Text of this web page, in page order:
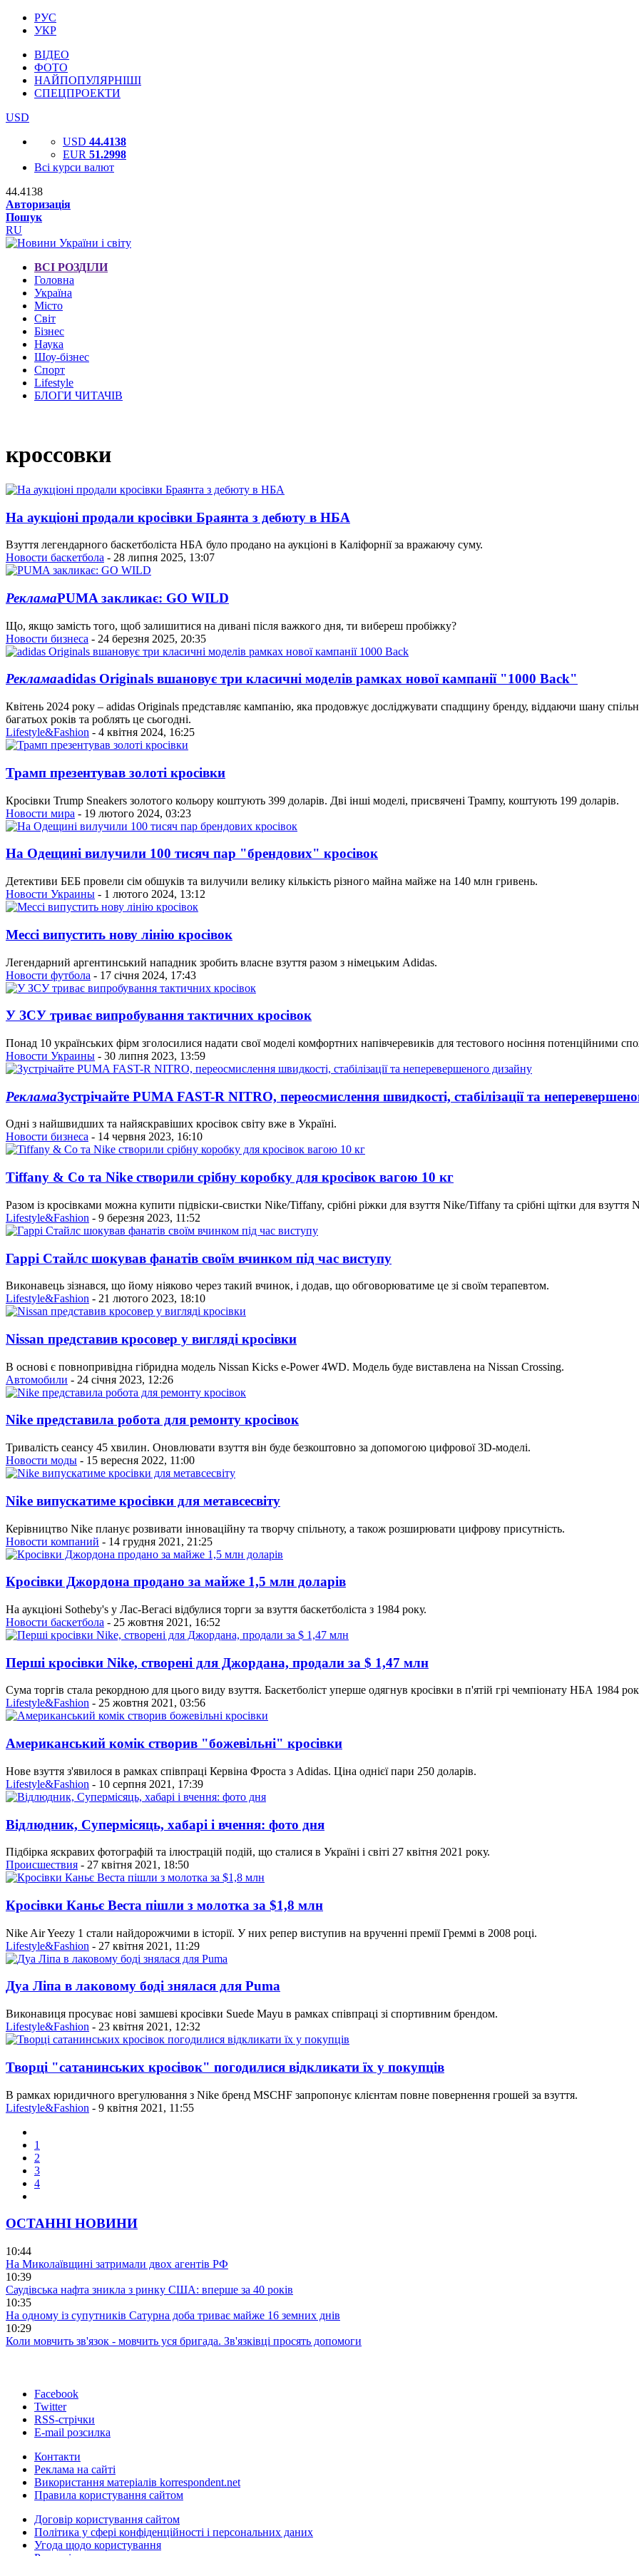
РУС
УКР
ВІДЕО
ФОТО
НАЙПОПУЛЯРНІШІ
СПЕЦПРОЕКТИ
USD
USD 44.4138
EUR 51.2998
Всі курси валют
44.4138
Авторизація
Пошук
RU
ВСІ РОЗДІЛИ
Головна
Україна
Місто
Світ
Бізнес
Наука
Шоу-бізнес
Спорт
Lifestyle
БЛОГИ ЧИТАЧІВ
кроссовки
На аукціоні продали кросівки Браянта з дебюту в НБА
Взуття легендарного баскетболіста НБА було продано на аукціоні в Каліфорнії за вражаючу суму.
Новости баскетбола - 28 липня 2025, 13:07
РекламаPUMA закликає: GO WILD
Що, якщо замість того, щоб залишитися на дивані після важкого дня, ти вибереш пробіжку?
Новости бизнеса - 24 березня 2025, 20:35
Рекламаadidas Originals вшановує три класичні моделів рамках нової кампанії "1000 Back"
Квітень 2024 року – adidas Originals представляє кампанію, яка продовжує досліджувати спадщину бренду, віддаючи шану
багатьох років та роблять це сьогодні.
Lifestyle&Fashion - 4 квітня 2024, 16:25
Трамп презентував золоті кросівки
Кросівки Trump Sneakers золотого кольору коштують 399 доларів. Дві інші моделі, присвячені Трампу, коштують 199 доларів.
Новости мира - 19 лютого 2024, 03:23
На Одещині вилучили 100 тисяч пар "брендових" кросівок
Детективи БЕБ провели сім обшуків та вилучили велику кількість різного майна майже на 140 млн гривень.
Новости Украины - 1 лютого 2024, 13:12
Мессі випустить нову лінію кросівок
Легендарний аргентинський нападник зробить власне взуття разом з німецьким Adidas.
Новости футбола - 17 січня 2024, 17:43
У ЗСУ триває випробування тактичних кросівок
Понад 10 українських фірм зголосилися надати свої моделі комфортних напівчеревиків для тестового носіння потенційними
Новости Украины - 30 липня 2023, 13:59
РекламаЗустрічайте PUMA FAST-R NITRO, переосмислення швидкості, стабілізації та
Одні з найшвидших та найяскравіших кросівок світу вже в Україні.
Новости бизнеса - 14 червня 2023, 16:10
Tiffany & Co та Nike створили срібну коробку для кросівок вагою 10 кг
Разом із кросівками можна купити підвіски-свистки Nike/Tiffany, срібні ріжки для взуття Nike/Tiffany та срібні щітки для взуття
Lifestyle&Fashion - 9 березня 2023, 11:52
Гаррі Стайлс шокував фанатів своїм вчинком під час виступу
Виконавець зізнався, що йому ніяково через такий вчинок, і додав, що обговорюватиме це зі своїм терапевтом.
Lifestyle&Fashion - 21 лютого 2023, 18:10
Nissan представив кросовер у вигляді кросівки
В основі є повнопривідна гібридна модель Nissan Kicks e-Power 4WD. Модель буде виставлена на Nissan Crossing.
Автомобили - 24 січня 2023, 12:26
Nike представила робота для ремонту кросівок
Тривалість сеансу 45 хвилин. Оновлювати взуття він буде безкоштовно за допомогою цифрової 3D-моделі.
Новости моды - 15 вересня 2022, 11:00
Nike випускатиме кросівки для метавсесвіту
Керівництво Nike планує розвивати інноваційну та творчу спільноту, а також розширювати цифрову присутність.
Новости компаний - 14 грудня 2021, 21:25
Кросівки Джордона продано за майже 1,5 млн доларів
На аукціоні Sotheby's у Лас-Вегасі відбулися торги за взуття баскетболіста з 1984 року.
Новости баскетбола - 25 жовтня 2021, 16:52
Перші кросівки Nike, створені для Джордана, продали за $ 1,47 млн
Сума торгів стала рекордною для цього виду взуття. Баскетболіст уперше одягнув кросівки в п'ятій грі чемпіонату НБА 1984
Lifestyle&Fashion - 25 жовтня 2021, 03:56
Американський комік створив "божевільні" кросівки
Нове взуття з'явилося в рамках співпраці Кервіна Фроста з Adidas. Ціна однієї пари 250 доларів.
Lifestyle&Fashion - 10 серпня 2021, 17:39
Відлюдник, Супермісяць, хабарі і вчення: фото дня
Підбірка яскравих фотографій та ілюстрацій подій, що сталися в Україні і світі 27 квітня 2021 року.
Проиcшествия - 27 квітня 2021, 18:50
Кросівки Каньє Веста пішли з молотка за $1,8 млн
Nike Air Yeezy 1 стали найдорожчими в історії. У них репер виступив на врученні премії Греммі в 2008 році.
Lifestyle&Fashion - 27 квітня 2021, 11:29
Дуа Ліпа в лаковому боді знялася для Puma
Виконавиця просуває нові замшеві кросівки Suede Mayu в рамках співпраці зі спортивним брендом.
Lifestyle&Fashion - 23 квітня 2021, 12:32
Творці "сатанинських кросівок" погодилися відкликати їх у покупців
В рамках юридичного врегулювання з Nike бренд MSCHF запропонує клієнтам повне повернення грошей за взуття.
Lifestyle&Fashion - 9 квітня 2021, 11:55
1
2
3
4
ОСТАННІ НОВИНИ
10:44
На Миколаївщині затримали двох агентів РФ
10:39
Саудівська нафта зникла з ринку США: вперше за 40 років
10:35
На одному із супутників Сатурна доба триває майже 16 земних днів
10:29
Коли мовчить зв'язок - мовчить уся бригада. Зв'язківці просять допомоги
Facebook
Twitter
RSS-стрічки
E-mail розсилка
Контакти
Реклама на сайті
Використання матеріалів korrespondent.net
Правила користування сайтом
Договір користування сайтом
Політика у сфері конфіденційності і персональних даних
Угода щодо користування